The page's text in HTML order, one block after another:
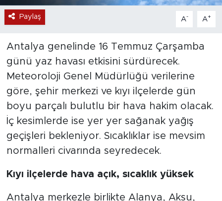
Paylaş A- A+
Antalya genelinde 16 Temmuz Çarşamba
günü yaz havası etkisini sürdürecek.
Meteoroloji Genel Müdürlüğü verilerine
göre, şehir merkezi ve kıyı ilçelerde gün
boyu parçalı bulutlu bir hava hakim olacak.
İç kesimlerde ise yer yer sağanak yağış
geçişleri bekleniyor. Sıcaklıklar ise mevsim
normalleri civarında seyredecek.
Kıyı ilçelerde hava açık, sıcaklık yüksek
Antalya merkezle birlikte Alanya, Aksu,